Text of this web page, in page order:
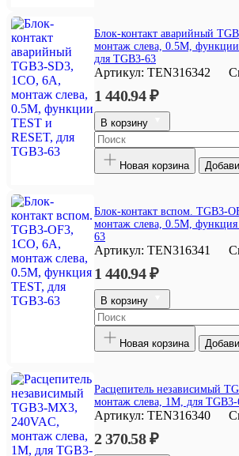
Блок-контакт аварийный
монтаж слева, 0.5M,
для TGB3-63
Артикул: TEN316342
1 440.94 ₽
В корзину
Новая корзина
Блок-контакт вспом. TGB3-
монтаж слева, 0.5M,
63
Артикул: TEN316341
1 440.94 ₽
В корзину
Новая корзина
Расцепитель независимый
монтаж слева, 1M, для TGB3-
Артикул: TEN316340
2 370.58 ₽